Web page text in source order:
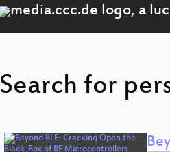
Search for